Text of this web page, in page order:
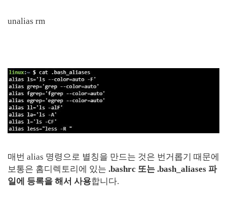
unalias rm
매번 alias 명령으로 별칭을 만드는 것은 번거롭기 때문에
보통은 홈디렉토리에 있는 .bashrc 또는 .bash_aliases 파
일에 등록을 해서 사용합니다.